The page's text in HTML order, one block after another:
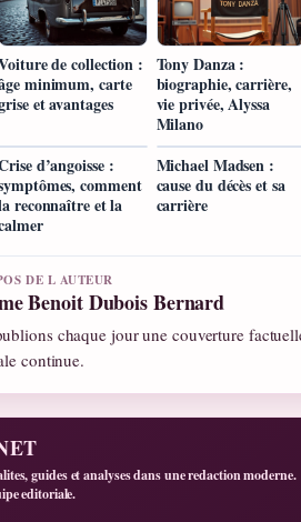
de collection :
minimum, carte
et avantages
Tony Danza :
biographie, carrière,
vie privée, Alyssa
Milano
d’angoisse :
comment
reconnaître et la
Michael Madsen :
cause du décès et sa
carrière
DE L AUTEUR
Benoit Dubois Bernard
chaque jour une couverture
continue.
guides et analyses dans une redaction moderne.
editoriale.